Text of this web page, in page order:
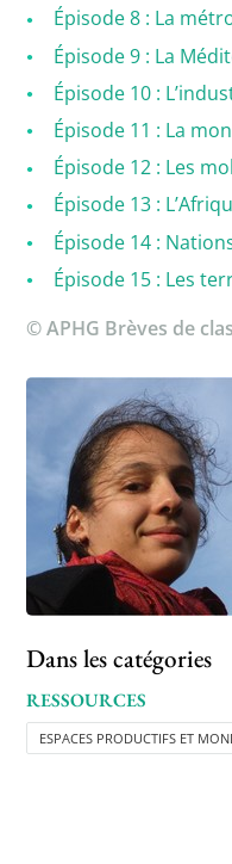
Épisode 8 : La
Épisode 9 : La
Épisode 10 :
Épisode 11 : La
Épisode 12 : Les
Épisode 13 :
Épisode 14 :
Épisode 15 : Les
© APHG Brèves de
Dans les catégories
RESSOURCES
ESPACES PRODUCTIFS ET